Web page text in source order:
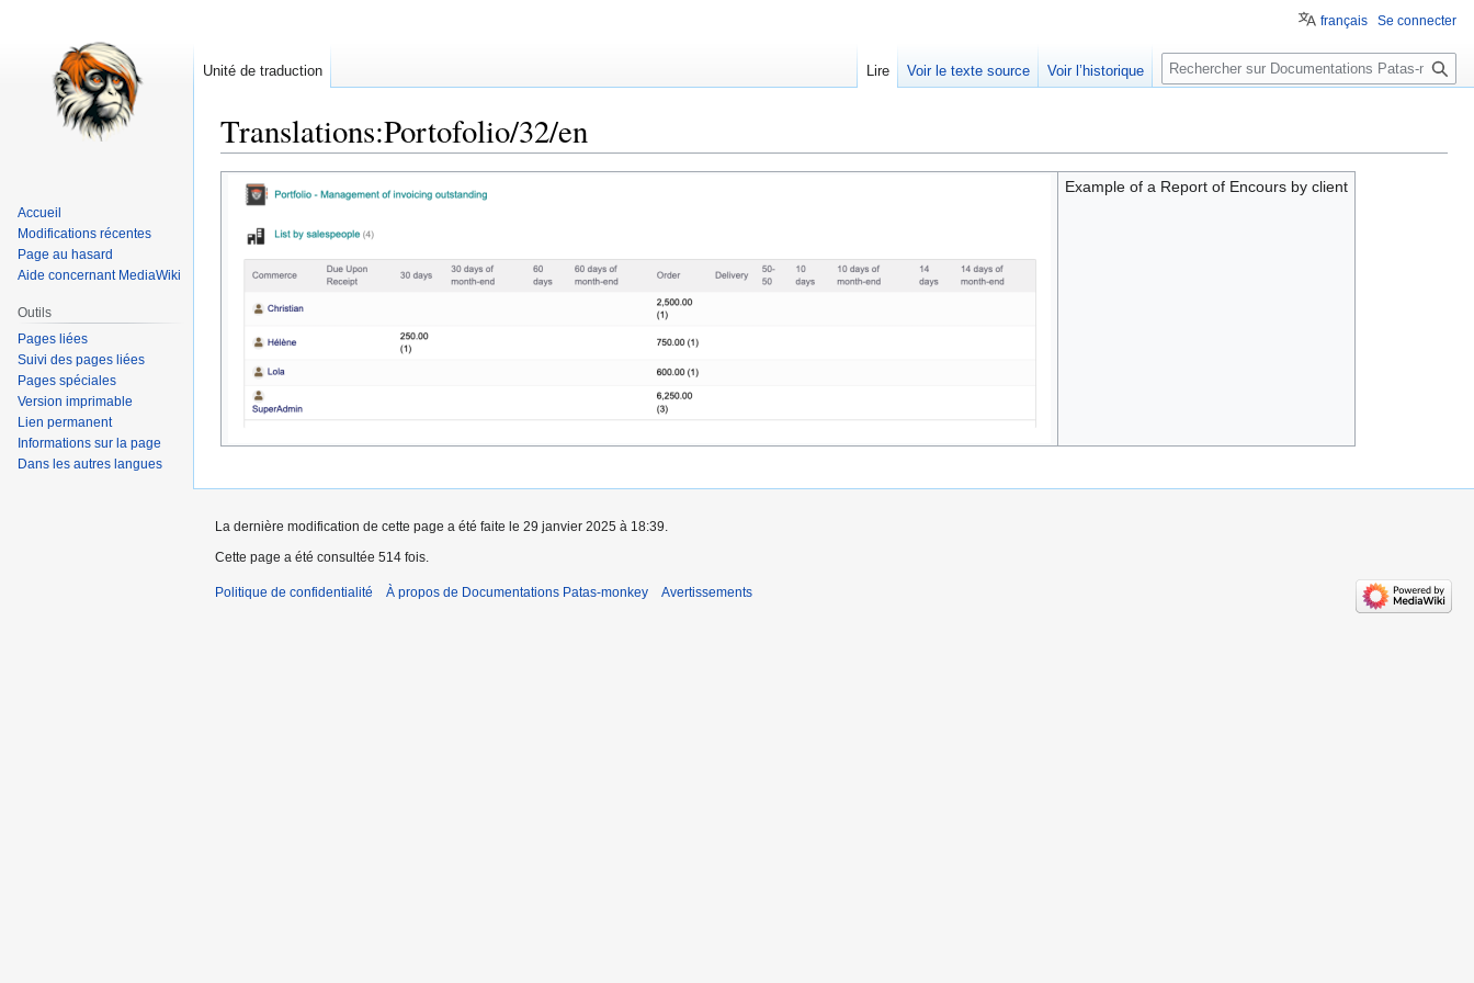
Translations:Portofolio/32/en
Aller
navigation
Aller
recherche
Example of a Report of Encours by client
français Se connecter
Unité de traduction Lire Voir le texte source Voir l’historique
Rechercher
Accueil
Modifications récentes
Page au hasard
Aide concernant MediaWiki
Outils
Pages liées
Suivi des pages liées
Pages spéciales
Version imprimable
Lien permanent
Informations sur la page
Dans les autres langues
La dernière modification de cette page a été faite le 29 janvier 2025 à 18:39.
Cette page a été consultée 514 fois.
Politique de confidentialité À propos de Documentations Patas-monkey Avertissements